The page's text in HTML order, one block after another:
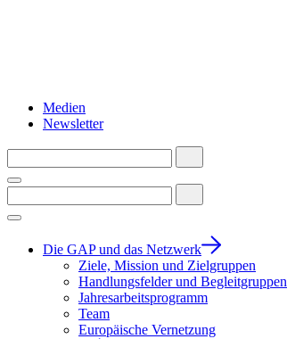
Medien
Newsletter
Die GAP und das Netzwerk
Ziele, Mission und Zielgruppen
Handlungsfelder und Begleitgruppen
Jahresarbeitsprogramm
Team
Europäische Vernetzung